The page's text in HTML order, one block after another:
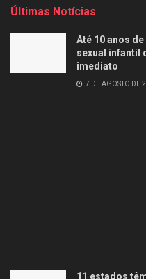
Últimas Notícias
Até 10 anos
sexual infantil
imediato
7 DE AGOSTO DE
11 estados